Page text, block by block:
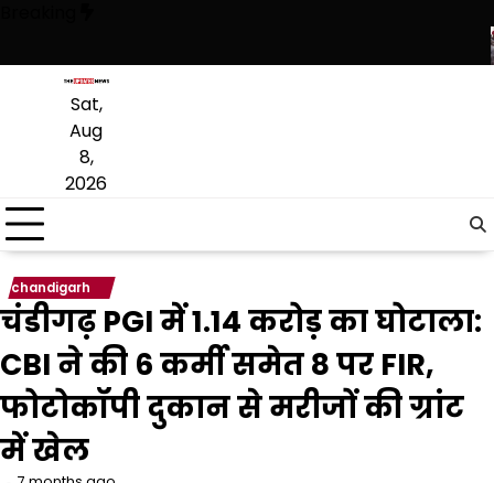
content
Sat,
Aug
8,
2026
chandigarh
चंडीगढ़ PGI में 1.14 करोड़ का घोटाला:
CBI ने की 6 कर्मी समेत 8 पर FIR,
फोटोकॉपी दुकान से मरीजों की ग्रांट
में खेल